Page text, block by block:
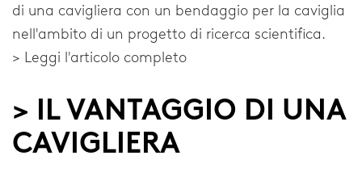
di una cavigliera con un bendaggio per la caviglia
nell'ambito di un progetto di ricerca scientifica.
> Leggi l'articolo completo
> IL VANTAGGIO DI UNA
CAVIGLIERA